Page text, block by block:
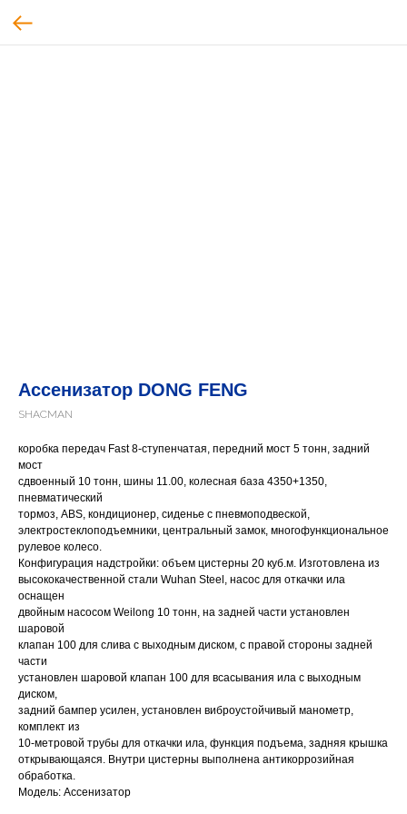
Ассенизатор DONG FENG
SHACMAN
коробка передач Fast 8-ступенчатая, передний мост 5 тонн, задний
мост
сдвоенный 10 тонн, шины 11.00, колесная база 4350+1350,
пневматический
тормоз, ABS, кондиционер, сиденье с пневмоподвеской,
электростеклоподъемники, центральный замок, многофункциональное
рулевое колесо.
Конфигурация надстройки: объем цистерны 20 куб.м. Изготовлена из
высококачественной стали Wuhan Steel, насос для откачки ила
оснащен
двойным насосом Weilong 10 тонн, на задней части установлен
шаровой
клапан 100 для слива с выходным диском, с правой стороны задней
части
установлен шаровой клапан 100 для всасывания ила с выходным
диском,
задний бампер усилен, установлен виброустойчивый манометр,
комплект из
10-метровой трубы для откачки ила, функция подъема, задняя крышка
открывающаяся. Внутри цистерны выполнена антикоррозийная
обработка.
Модель: Ассенизатор